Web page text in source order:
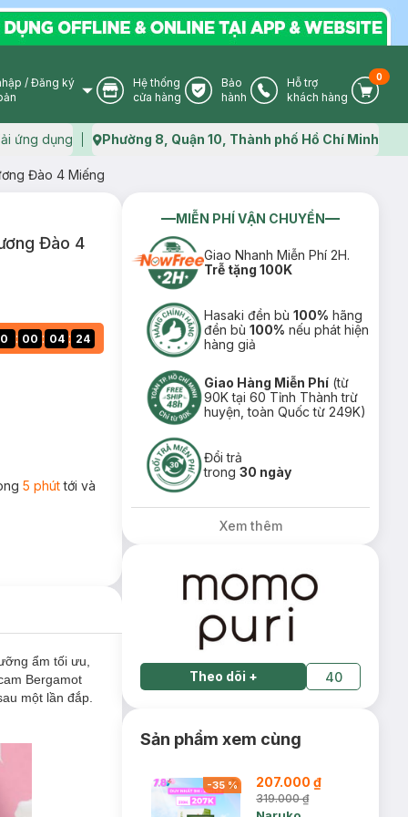
User Icon
/ Đăng ký
Store Icon
Hệ thống
cửa hàng
Warranty Icon
Bảo
hành
Phone Icon
Hỗ trợ
khách hàng
Cart
0
ứng dụng Map icon
Phường 8, Quận 10, Thành phố Hồ Chí Minh
Đào 4 Miếng
Đào 4
0 : 00 : 04 : 23
5 phúttới và
ẩm tối ưu,
Bergamot
một lần đắp.
MIỄN PHÍ VẬN CHUYỂN
Giao Nhanh Miễn Phí 2H.
Trễ tặng 100K
Hasaki đền bù100% hãng
đền bù100% nếu phát hiện
hàng giả
Giao Hàng Miễn Phí (từ
90K tại 60 Tỉnh Thành trừ
huyện, toàn Quốc từ 249K)
Đổi trả
trong30 ngày
Xem thêm
Theo dõi + 40
Sản phẩm xem cùng
-35% 207.000 ₫
319.000 ₫